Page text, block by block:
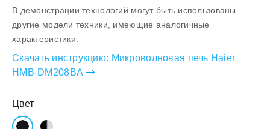
В демонстрации технологий могут быть использованы
другие модели техники, имеющие аналогичные
характеристики.
Скачать инструкцию: Микроволновая печь Haier
HMB-DM208BA
Цвет